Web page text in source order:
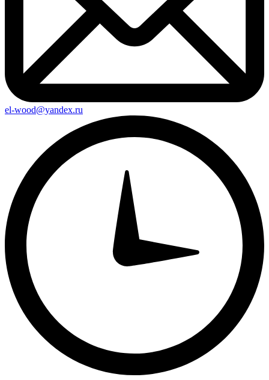
el-wood@yandex.ru